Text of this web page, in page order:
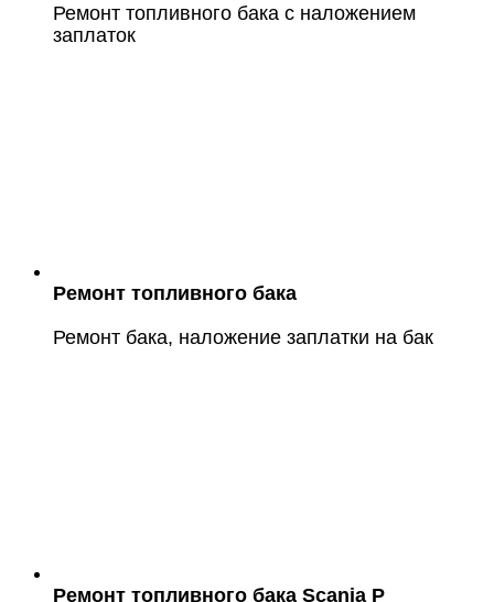
Ремонт топливного бака с наложением
заплаток
Ремонт топливного бака
Ремонт бака, наложение заплатки на бак
Ремонт топливного бака Scania P